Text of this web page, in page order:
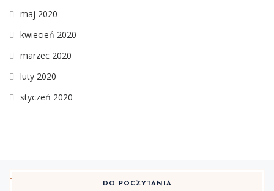
maj 2020
kwiecień 2020
marzec 2020
luty 2020
styczeń 2020
DO POCZYTANIA